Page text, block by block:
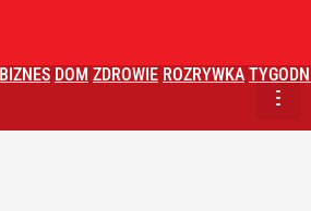
BIZNES DOM ZDROWIE ROZRYWKA